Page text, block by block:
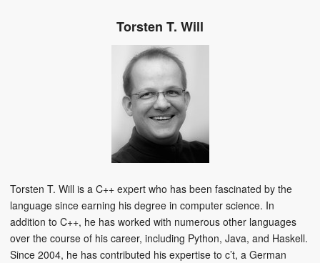
Torsten T. Will
Torsten T. Will is a C++ expert who has been fascinated by the
language since earning his degree in computer science. In
addition to C++, he has worked with numerous other languages
over the course of his career, including Python, Java, and Haskell.
Since 2004, he has contributed his expertise to c’t, a German